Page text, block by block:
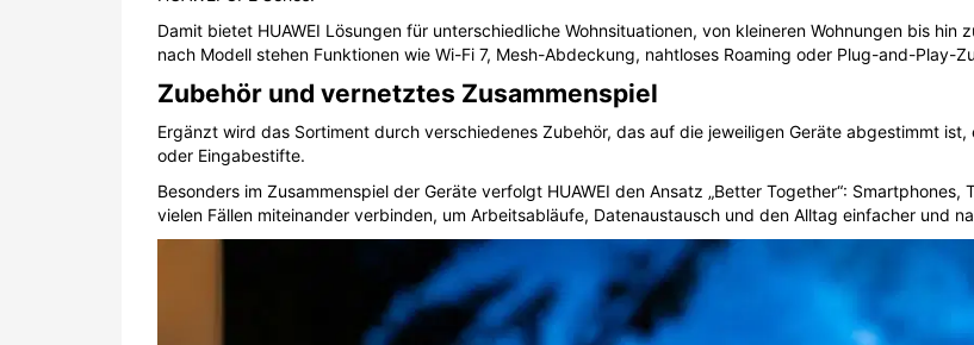
Damit bietet HUAWEI Lösungen für unterschiedliche Wohnsituationen, von kleineren Wohnungen bis
nach Modell stehen Funktionen wie Wi-Fi 7, Mesh-Abdeckung, nahtloses Roaming oder Plug-and-Play-
Zubehör und vernetztes Zusammenspiel
Ergänzt wird das Sortiment durch verschiedenes Zubehör, das auf die jeweiligen Geräte abgestimmt
oder Eingabestifte.
Besonders im Zusammenspiel der Geräte verfolgt HUAWEI den Ansatz „Better Together“:
vielen Fällen miteinander verbinden, um Arbeitsabläufe, Datenaustausch und den Alltag einfacher und